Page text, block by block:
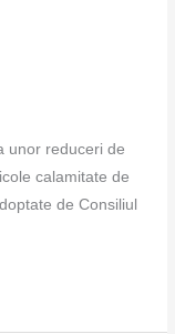
unor reduceri de
calamitate de
de Consiliul